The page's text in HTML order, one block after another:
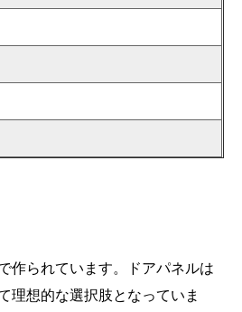
作られています。ドアパネルは
理想的な選択肢となっていま